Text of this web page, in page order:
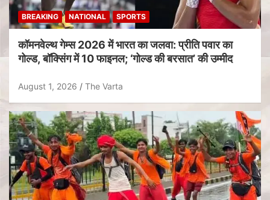
BREAKING NATIONAL SPORTS
कॉमनवेल्थ गेम्स 2026 में भारत का जलवा: प्रीति पवार का
गोल्ड, बॉक्सिंग में 10 फाइनल; ‘गोल्ड की बरसात’ की उम्मीद
August 1, 2026 The Varta